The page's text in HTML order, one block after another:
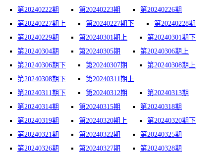
第20240222期
第20240223期
第20240226期
第20240227期上
第20240227期下
第20240228期
第20240229期
第20240301期上
第20240301期下
第20240304期
第20240305期
第20240306期上
第20240306期下
第20240307期
第20240308期上
第20240308期下
第20240311期上
第20240311期下
第20240312期
第20240313期
第20240314期
第20240315期
第20240318期
第20240319期
第20240320期上
第20240320期下
第20240321期
第20240322期
第20240325期
第20240326期
第20240327期
第20240328期